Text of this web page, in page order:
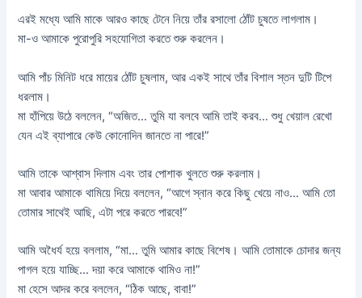
এরই মধ্যে আমি মাকে আরও কাছে টেনে নিয়ে তাঁর রসালো ঠোঁট চুষতে লাগলাম।
মা-ও আমাকে পুরোপুরি সহযোগিতা করতে শুরু করলেন।
আমি পাঁচ মিনিট ধরে মায়ের ঠোঁট চুষলাম, আর একই সাথে তাঁর বিশাল স্তন দুটি টিপে
ধরলাম।
মা হাঁপিয়ে উঠে বললেন, “অজিত… তুমি যা বলবে আমি তাই করব… শুধু খেয়াল রেখো
যেন এই ব্যাপারে কেউ কোনোদিন জানতে না পারে!”
আমি তাকে আশ্বাস দিলাম এবং তার পোশাক খুলতে শুরু করলাম।
মা আবার আমাকে থামিয়ে দিয়ে বললেন, “আগে স্নান করে কিছু খেয়ে নাও… আমি তো
তোমার সাথেই আছি, এটা পরে করতে পারবে!”
আমি অধৈর্য হয়ে বললাম, “মা… তুমি আমার কাছে বিশেষ। আমি তোমাকে চোদার জন্য
পাগল হয়ে যাচ্ছি… দয়া করে আমাকে থামিও না!”
মা হেসে আদর করে বললেন, “ঠিক আছে, বাবা!”